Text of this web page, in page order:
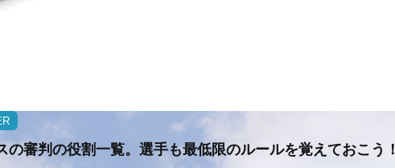
の審判の役割一覧。選手も最低限のルールを覚えておこう！